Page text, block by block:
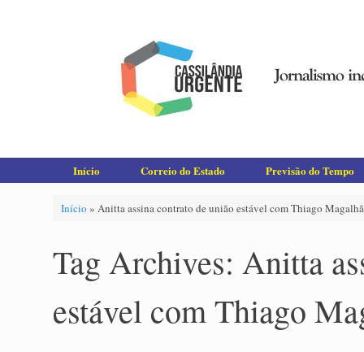
Início Correio do Estado Previsão do Tempo
Início » Anitta assina contrato de união estável com Thiago
Tag Archives: Anitta
estável com Thiago